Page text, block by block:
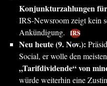
Konjunkturzahlungen
IRS-Newsroom zeigt kein
Ankündigung.
IRS
Neu heute (9. Nov.):
Social, er wolle den
„Tarifdividende“ von
würde weiterhin eine